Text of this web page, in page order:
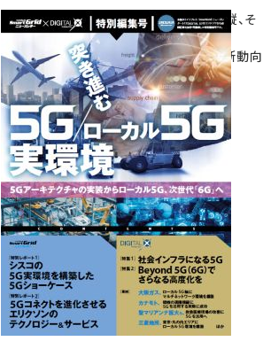
環境対策、建機の遠隔操縦、そ
して医療。
次世代通信規格「5G」最新動向
をこの1冊で学ぶ
SmartGrid ニューズレター ×
DIGITAL X 特別編集号 2022
Summer